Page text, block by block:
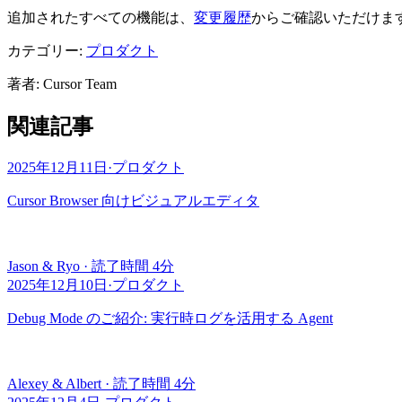
追加されたすべての機能は、 変更履歴からご確認いただけま
カテゴリー: プロダクト
著者: Cursor Team
関連記事
2025年12月11日 ·プロダクト
Cursor Browser 向けビジュアルエディタ
Jason & Ryo · 読了時間 4分
2025年12月10日 ·プロダクト
Debug Mode のご紹介: 実行時ログを活用する Agent
Alexey & Albert · 読了時間 4分